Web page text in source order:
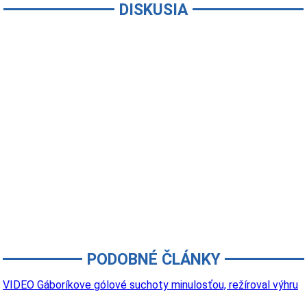
DISKUSIA
PODOBNÉ ČLÁNKY
VIDEO Gáboríkove gólové suchoty minulosťou, režíroval výhru